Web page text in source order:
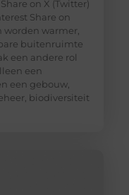
on X (Twitter)
Share on
worden warmer,
buitenruimte
een andere rol
een
een gebouw,
biodiversiteit